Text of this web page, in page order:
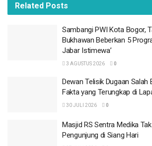
30 JULI 2026
Masjid RS Sentra Medika
Intai Pengunjung di Siang
Pakai Badan Jalan Publik
Restoran Aroem Bogor
27 JULI 2026
Related Posts
Sambangi PWI Kota Bogor,
Bukhawan Beberkan 5
Jabar Istimewa’
3 AGUSTUS 2026 0
Dewan Telisik Dugaan Salah
Fakta yang Terungkap di
30 JULI 2026 0
Masjid RS Sentra Medika
Pengunjung di Siang Hari